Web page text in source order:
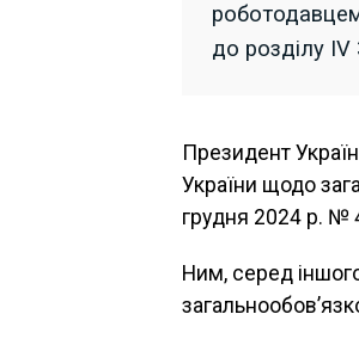
до розділу IV
Президент
України щодо
грудня 2024 р. №
Ним, серед